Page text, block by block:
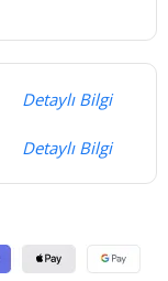
Detaylı Bilgi
Detaylı Bilgi